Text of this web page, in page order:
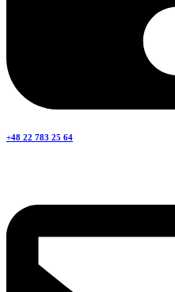
+48 22 783 25 64